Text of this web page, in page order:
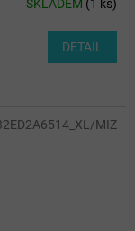
SKLADEM (1 ks)
DETAIL
MIZ